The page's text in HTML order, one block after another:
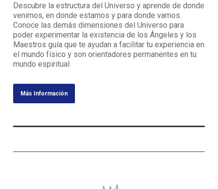
Descubre la estructura del Universo y aprende de donde
venimos, en donde estamos y para donde vamos.
Conoce las demás dimensiones del Universo para
poder experimentar la existencia de los Ángeles y los
Maestros guía que te ayudan a facilitar tu experiencia en
el mundo físico y son orientadores permanentes en tu
mundo espiritual.
Más Información